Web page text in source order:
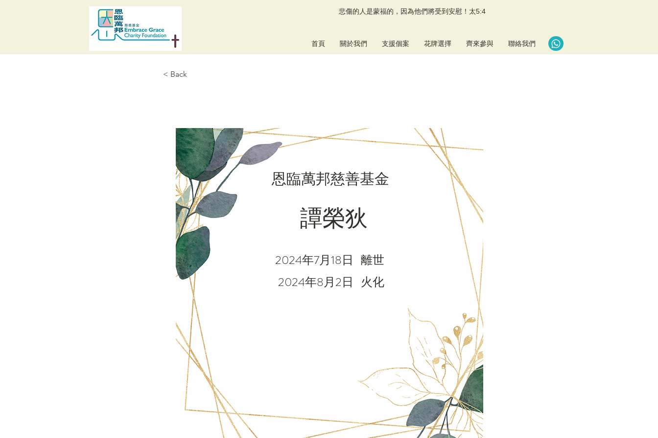
悲傷的人是蒙福的，因為他們將受到安慰！太5:4
首頁 關於我們 支援個案 花牌選擇 齊來參與 聯絡我們
< Back
譚榮狄
恩臨萬邦慈善基金
2024年7月18日
2024年8月2日
離世
火化